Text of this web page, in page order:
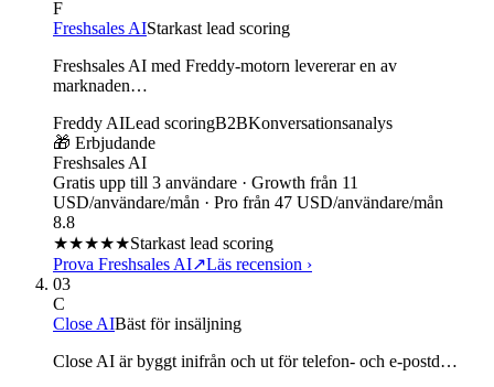
F
Freshsales AIStarkast lead scoring
Freshsales AI med Freddy-motorn levererar en av
marknaden…
Freddy AILead scoringB2BKonversationsanalys
🎁 Erbjudande
Freshsales AI
Gratis upp till 3 användare · Growth från 11
USD/användare/mån · Pro från 47 USD/användare/mån
8.8
★★★★★Starkast lead scoring
Prova Freshsales AI↗Läs recension ›
03
C
Close AIBäst för insäljning
Close AI är byggt inifrån och ut för telefon- och e-postd…